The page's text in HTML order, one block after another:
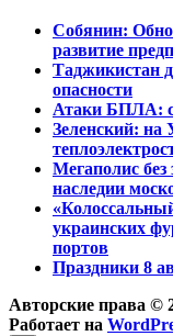
Собянин:
развитие
Таджикистан
опасности
Атаки БПЛА:
Зеленский: на
Мегаполис без
наследии
украинских
портов
Праздники 8
Авторские права ©
Работает на